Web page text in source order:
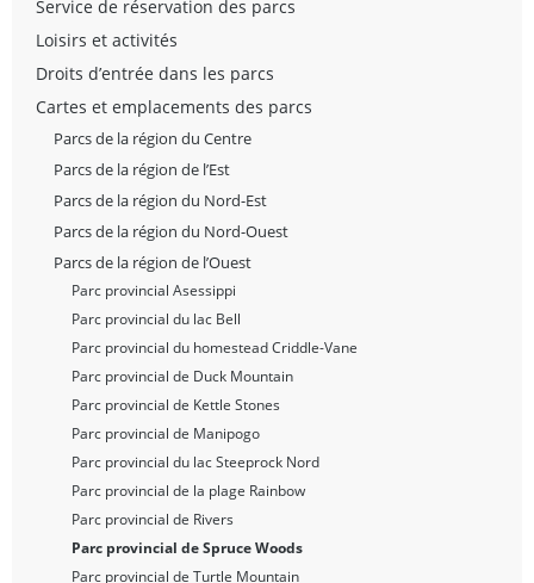
Service de réservation des parcs
Loisirs et activités
Droits d’entrée dans les parcs
Cartes et emplacements des parcs
Parcs de la région du Centre
Parcs de la région de l’Est
Parcs de la région du Nord-Est
Parcs de la région du Nord-Ouest
Parcs de la région de l’Ouest
Parc provincial Asessippi
Parc provincial du lac Bell
Parc provincial du homestead Criddle-Vane
Parc provincial de Duck Mountain
Parc provincial de Kettle Stones
Parc provincial de Manipogo
Parc provincial du lac Steeprock Nord
Parc provincial de la plage Rainbow
Parc provincial de Rivers
Parc provincial de Spruce Woods
Parc provincial de Turtle Mountain